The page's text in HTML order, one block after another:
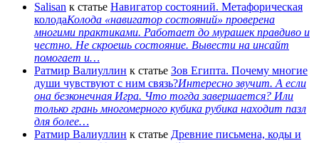
Salisan к статье Навигатор состояний. Метафорическая
колодаКолода «навигатор состояний» проверена
многими практиками. Работает до мурашек правдиво и
честно. Не скроешь состояние. Вывести на инсайт
помогает и…
Ратмир Валиуллин к статье Зов Египта. Почему многие
души чувствуют с ним связь?Интересно звучит. А если
она безконечная Игра. Что тогда завершается? Или
только грань многомерного кубика рубика находит пазл
для более…
Ратмир Валиуллин к статье Древние письмена, коды и